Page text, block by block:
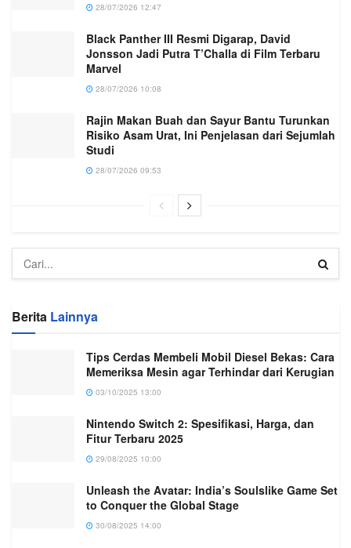
28/07/2026 12:47
Black Panther III Resmi Digarap, David
Jonsson Jadi Putra T’Challa di Film Terbaru
Marvel
28/07/2026 10:08
Rajin Makan Buah dan Sayur Bantu Turunkan
Risiko Asam Urat, Ini Penjelasan dari Sejumlah
Studi
28/07/2026 09:53
Berita Lainnya
Tips Cerdas Membeli Mobil Diesel Bekas: Cara
Memeriksa Mesin agar Terhindar dari Kerugian
03/10/2025 13:00
Nintendo Switch 2: Spesifikasi, Harga, dan
Fitur Terbaru 2025
29/08/2025 10:00
Unleash the Avatar: India’s Soulslike Game Set
to Conquer the Global Stage
30/08/2025 14:00